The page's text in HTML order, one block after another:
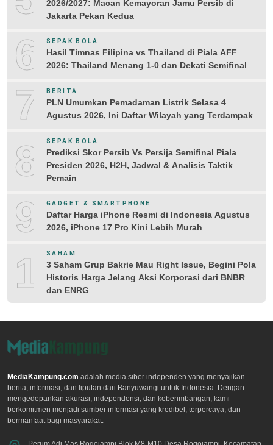
2026/2027: Macan Kemayoran Jamu Persib di
Jakarta Pekan Kedua
6 SEPAK BOLA
Hasil Timnas Filipina vs Thailand di Piala AFF
2026: Thailand Menang 1-0 dan Dekati Semifinal
7 BERITA
PLN Umumkan Pemadaman Listrik Selasa 4
Agustus 2026, Ini Daftar Wilayah yang Terdampak
8 SEPAK BOLA
Prediksi Skor Persib Vs Persija Semifinal Piala
Presiden 2026, H2H, Jadwal & Analisis Taktik
Pemain
9 GADGET & SMARTPHONE
Daftar Harga iPhone Resmi di Indonesia Agustus
2026, iPhone 17 Pro Kini Lebih Murah
10
SAHAM
3 Saham Grup Bakrie Mau Right Issue, Begini Pola
Historis Harga Jelang Aksi Korporasi dari BNBR
dan ENRG
MediaKampung.com adalah media siber independen yang menyajikan
berita, informasi, dan liputan dari Banyuwangi untuk Indonesia. Dengan
mengedepankan akurasi, independensi, dan keberimbangan, kami
berkomitmen menjadi sumber informasi yang kredibel, terpercaya, dan
bermanfaat bagi masyarakat.